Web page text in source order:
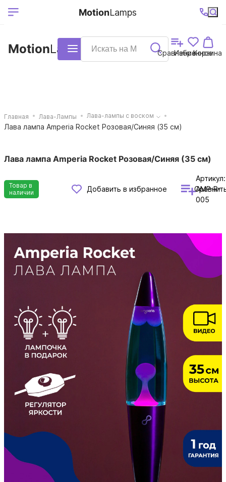
Ваш регион
Выберите ваш
+7 (495)740-
38-68
График
работы
MotionLamps Каталог Сравнение
Избранное
Корзина
MotionLamps
Главная Лава-Лампы Лава-лампы с воском
Лава лампа Amperia Rocket Розовая/Синяя (35 см)
Лава лампа Amperia Rocket Розовая/Синяя (35 см)
Товар в
наличии
Добавить в избранное
Артикул:
AMP-R-
005